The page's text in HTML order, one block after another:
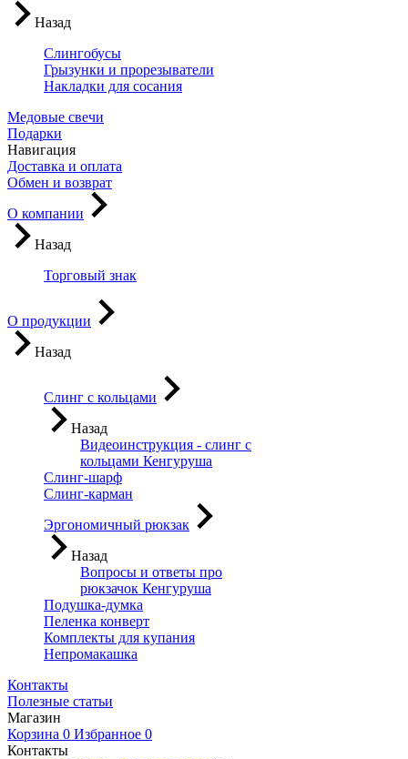
Назад
Слингобусы
Грызунки и прорезыватели
Накладки для сосания
Медовые свечи
Подарки
Навигация
Доставка и оплата
Обмен и возврат
О компании
Назад
Торговый знак
О продукции
Назад
Слинг с кольцами
Назад
Видеоинструкция - слинг с
кольцами Кенгуруша
Слинг-шарф
Слинг-карман
Эргономичный рюкзак
Назад
Вопросы и ответы про
рюкзачок Кенгуруша
Подушка-думка
Пеленка конверт
Комплекты для купания
Непромакашка
Контакты
Полезные статьи
Магазин
Корзина 0 Избранное 0
Контакты